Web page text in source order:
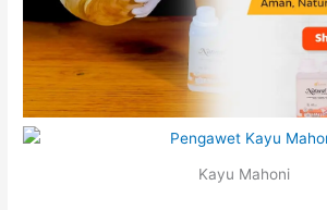
Kayu Mahoni